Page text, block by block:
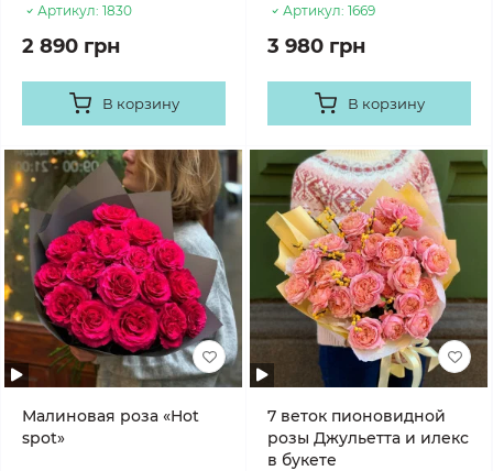
Артикул: 1830
2 890 грн
В корзину
Артикул: 1669
3 980 грн
В корзину
Малиновая роза «Hot
spot»
7 веток пионовидной
розы Джульетта и илекс
в букете